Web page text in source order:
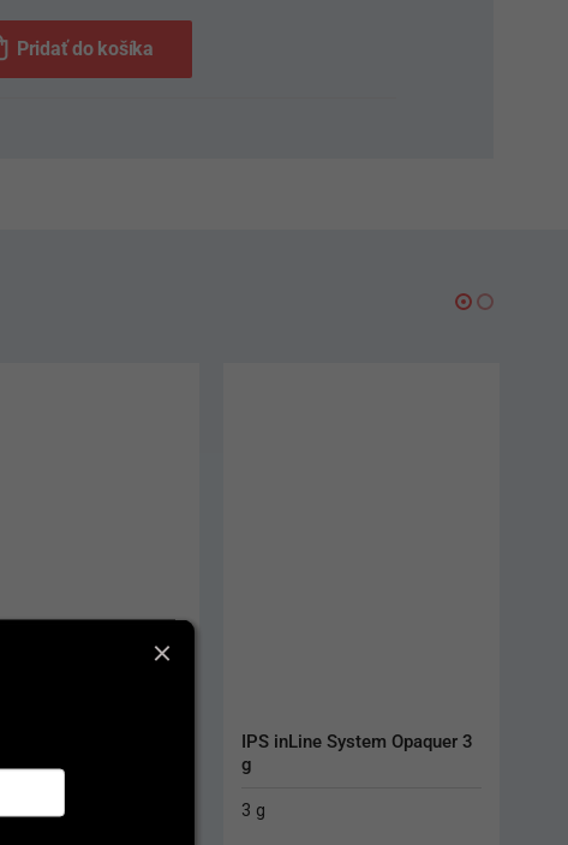
Pridať do košíka
IPS e.max Ceram Dentin
20 g